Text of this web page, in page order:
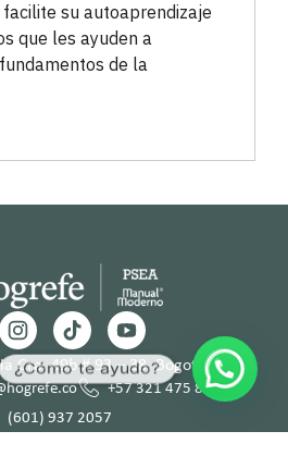
su autoaprendizaje
que les ayuden a
de la
Cra. 49b # 93 – 38, Bogotá
+57 321 475 8010
(601) 937 2057
¿Cómo te ayudo?